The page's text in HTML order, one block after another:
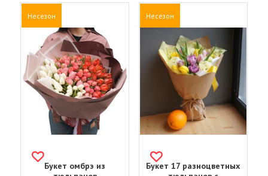
Несезон
Букет омбрэ из
Несезон
Букет 17 разноцветных